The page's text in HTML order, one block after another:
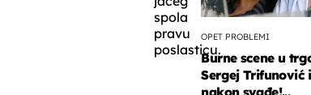
spola
pravu
poslasticu.
OPET PROBLEMI
Burne scene u
Sergej Trifunović
nakon svađe!...